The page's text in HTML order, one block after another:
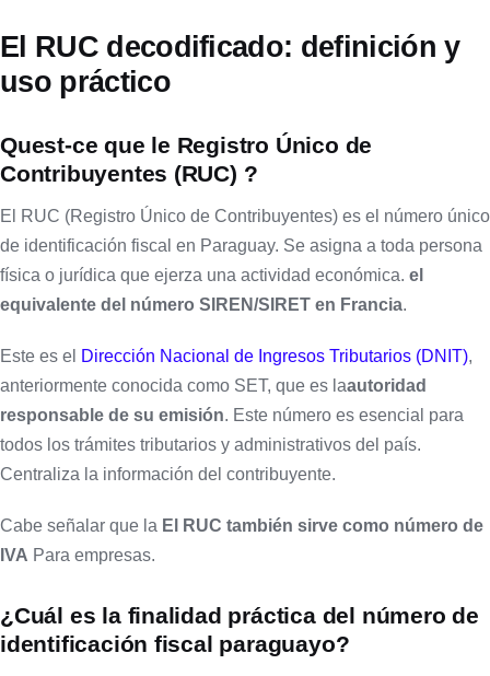
El RUC decodificado: definición y
uso práctico
Quest-ce que le Registro Único de
Contribuyentes (RUC) ?
El RUC (Registro Único de Contribuyentes) es el número único
de identificación fiscal en Paraguay. Se asigna a toda persona
física o jurídica que ejerza una actividad económica. el
equivalente del número SIREN/SIRET en Francia.
Este es el Dirección Nacional de Ingresos Tributarios (DNIT),
anteriormente conocida como SET, que es laautoridad
responsable de su emisión. Este número es esencial para
todos los trámites tributarios y administrativos del país.
Centraliza la información del contribuyente.
Cabe señalar que la El RUC también sirve como número de
IVA Para empresas.
¿Cuál es la finalidad práctica del número de
identificación fiscal paraguayo?